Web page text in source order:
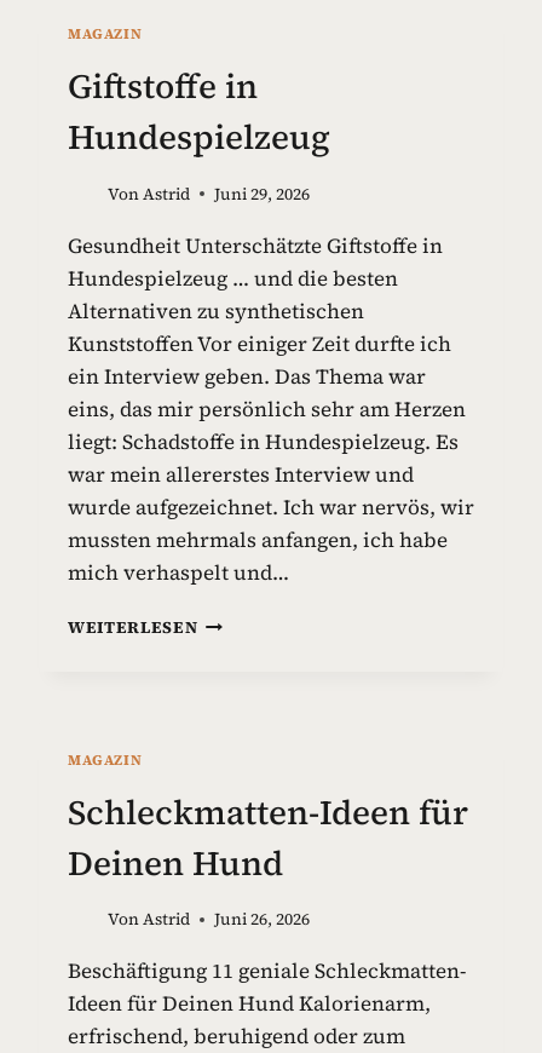
MAGAZIN
Giftstoffe in
Hundespielzeug
VonAstrid Juni 29, 2026
Gesundheit Unterschätzte Giftstoffe in
Hundespielzeug … und die besten
Alternativen zu synthetischen
Kunststoffen Vor einiger Zeit durfte ich
ein Interview geben. Das Thema war
eins, das mir persönlich sehr am Herzen
liegt: Schadstoffe in Hundespielzeug. Es
war mein allererstes Interview und
wurde aufgezeichnet. Ich war nervös, wir
mussten mehrmals anfangen, ich habe
mich verhaspelt und…
WEITERLESENG
F
E
I
H
N
D
E
MAGAZIN
Schleckmatten-Ideen für
Deinen Hund
VonAstrid Juni 26, 2026
Beschäftigung 11 geniale Schleckmatten-
Ideen für Deinen Hund Kalorienarm,
erfrischend, beruhigend oder zum